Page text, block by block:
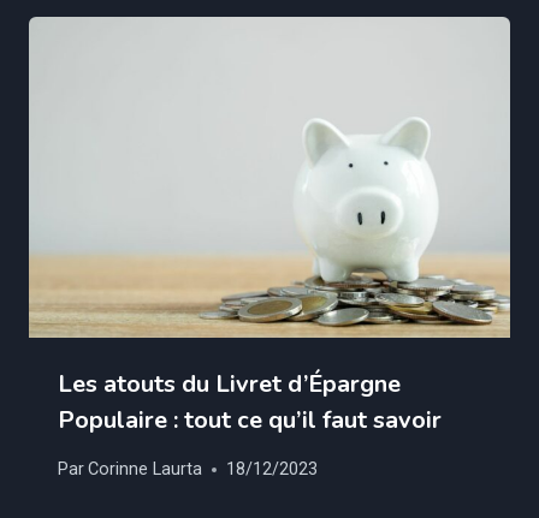
Les atouts du Livret d’Épargne
Populaire : tout ce qu’il faut savoir
ParCorinne Laurta 18/12/2023